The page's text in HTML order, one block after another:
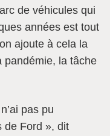
de véhicules qui
années est tout
ajoute à cela la
pandémie, la tâche
pas pu
de Ford », dit